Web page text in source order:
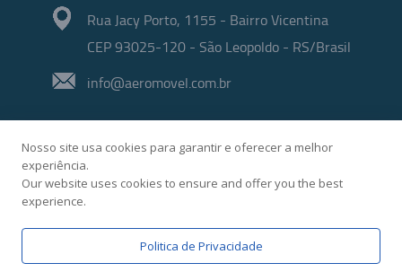
Rua Jacy Porto, 1155 - Bairro Vicentina
CEP 93025-120 - São Leopoldo - RS/Brasil
info@aeromovel.com.br
Nosso site usa cookies para garantir e oferecer a melhor
experiência.
Our website uses cookies to ensure and offer you the best
experience.
Politica de Privacidade